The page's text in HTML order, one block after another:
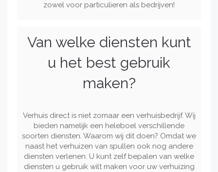
zowel voor particulieren als bedrijven!
Van welke diensten kunt
u het best gebruik
maken?
Verhuis direct is niet zomaar een verhuisbedrijf. Wij
bieden namelijk een heleboel verschillende
soorten diensten. Waarom wij dit doen? Omdat we
naast het verhuizen van spullen ook nog andere
diensten verlenen. U kunt zelf bepalen van welke
diensten u gebruik wilt maken voor uw verhuizing